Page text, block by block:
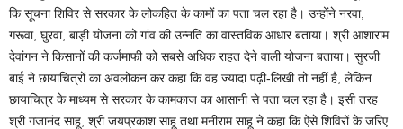
कि सूचना शिविर से सरकार के लोकहित के कामों का पता चल रहा है। उन्होंने नरवा,
गरूवा, घुरवा, बाड़ी योजना को गांव की उन्नति का वास्तविक आधार बताया। श्री आशाराम
देवांगन ने किसानों की कर्जमाफी को सबसे अधिक राहत देने वाली योजना बताया। सुरजी
बाई ने छायाचित्रों का अवलोकन कर कहा कि वह ज्यादा पढ़ी-लिखी तो नहीं है, लेकिन
छायाचित्र के माध्यम से सरकार के कामकाज का आसानी से पता चल रहा है। इसी तरह
श्री गजानंद साहू, श्री जयप्रकाश साहू तथा मनीराम साहू ने कहा कि ऐसे शिविरों के जरिए